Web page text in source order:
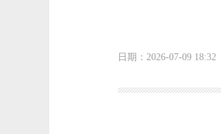
日期：2026-07-09 18:32